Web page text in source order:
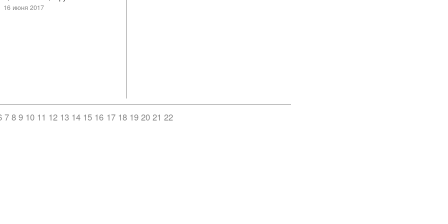
16 июня 2017
7 8 9 10 11 12 13 14 15 16 17 18 19 20 21 22